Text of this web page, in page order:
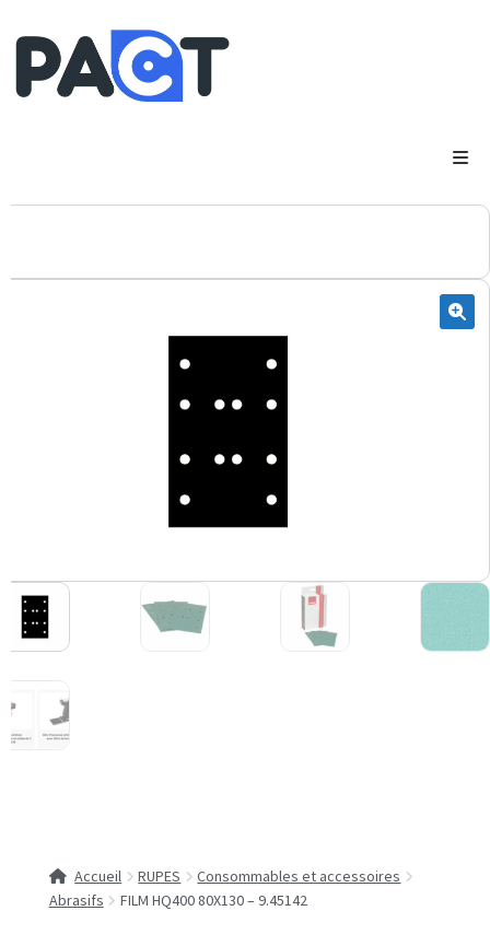
Accueil RUPES
Consommables et accessoires
Abrasifs
FILM HQ400 80X130 – 9.45142